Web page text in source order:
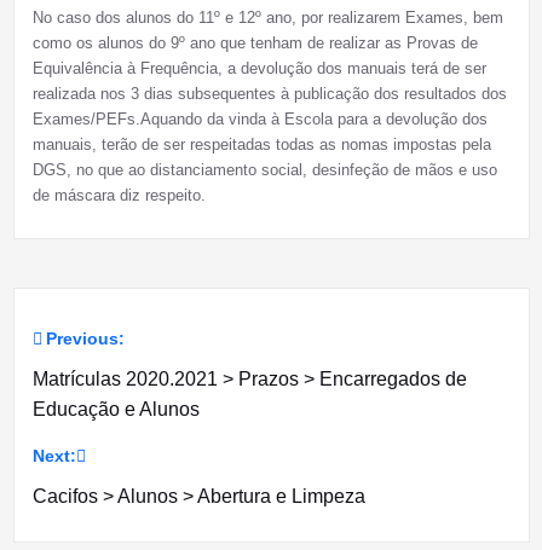
No caso dos alunos do 11º e 12º ano, por realizarem Exames, bem
como os alunos do 9º ano que tenham de realizar as Provas de
Equivalência à Frequência, a devolução dos manuais terá de ser
realizada nos 3 dias subsequentes à publicação dos resultados dos
Exames/PEFs.Aquando da vinda à Escola para a devolução dos
manuais, terão de ser respeitadas todas as nomas impostas pela
DGS, no que ao distanciamento social, desinfeção de mãos e uso
de máscara diz respeito.
Navegação
de
artigos
Previous:
Matrículas 2020.2021 > Prazos > Encarregados de
Educação e Alunos
Next:
Cacifos > Alunos > Abertura e Limpeza